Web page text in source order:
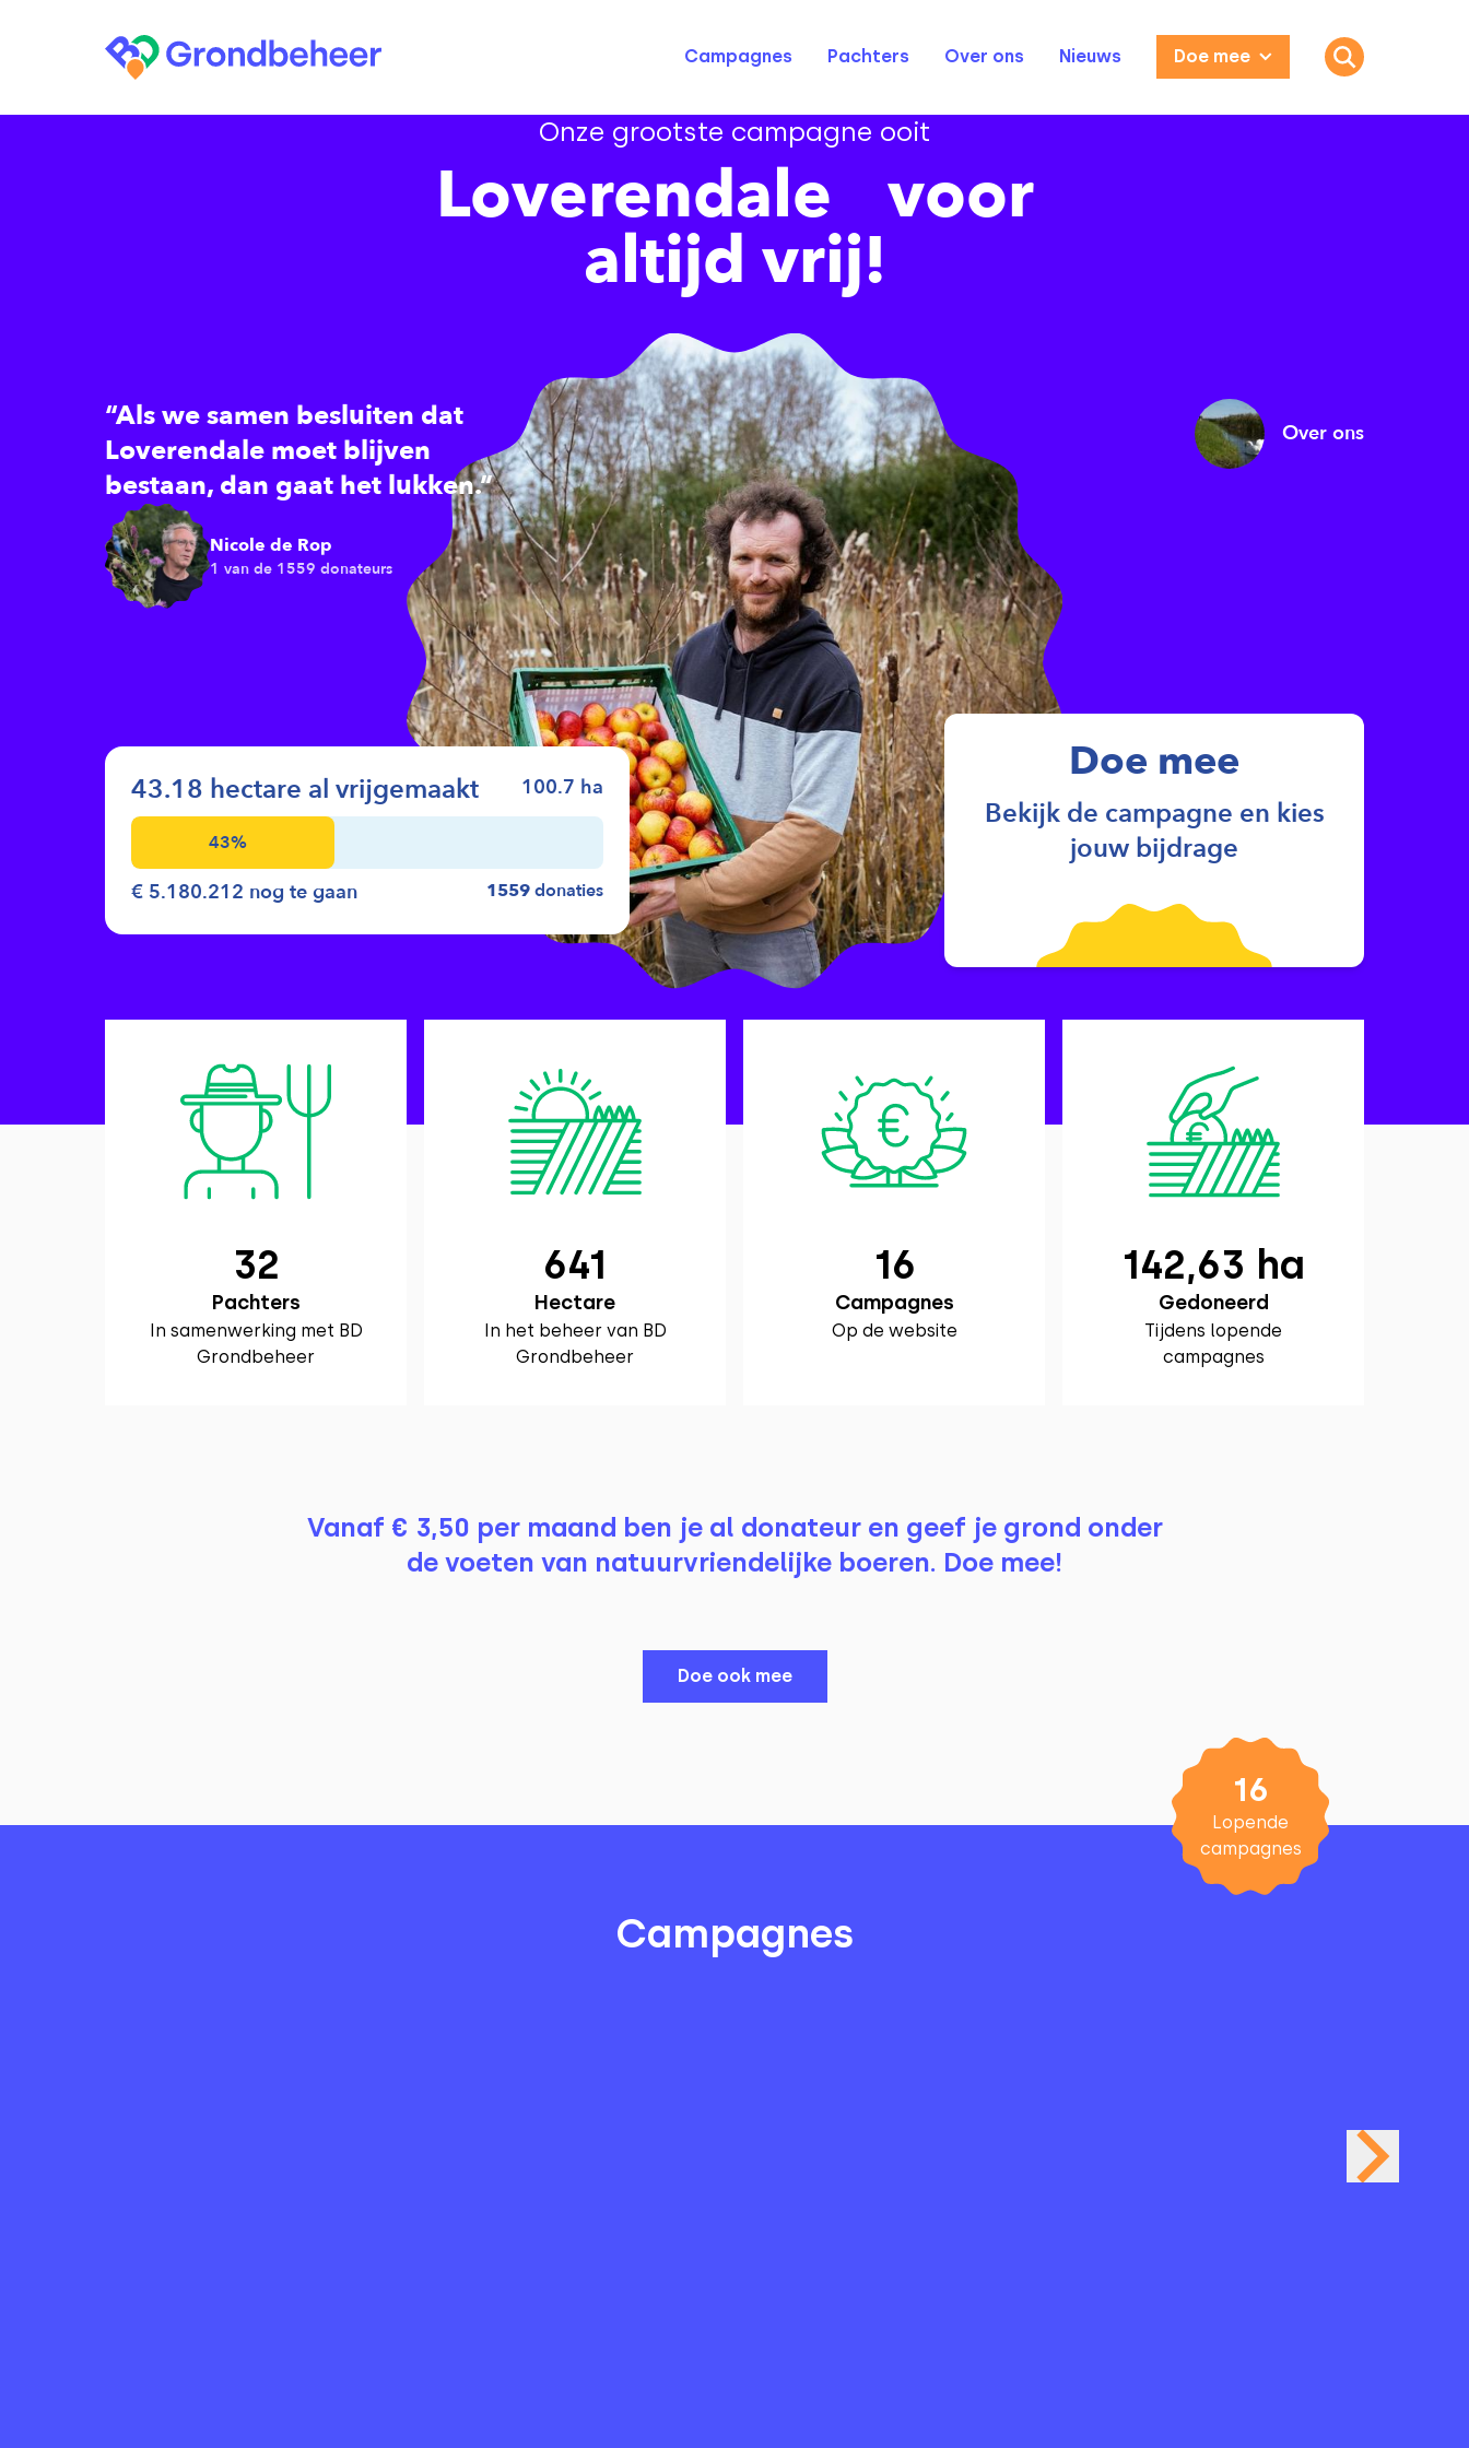
Campagnes Pachters Over ons Nieuws Doe mee
Onze grootste campagne ooit
Loverendale voor
altijd vrij!
“Als we samen besluiten dat
Loverendale moet blijven
bestaan, dan gaat het lukken.”
Nicole de Rop
1 van de 1559 donateurs
Over ons
43.18 hectare al vrijgemaakt 100.7 ha
43%
€ 5.180.212 nog te gaan 1559donaties
Doe mee
Bekijk de campagne en kies
jouw bijdrage
32
Pachters
In samenwerking met BD
Grondbeheer
641
Hectare
In het beheer van BD
Grondbeheer
16
Campagnes
Op de website
142,63 ha
Gedoneerd
Tijdens lopende
campagnes
Vanaf € 3,50 per maand ben je al donateur en geef je grond onder
de voeten van natuurvriendelijke boeren. Doe mee!
Doe ook mee
16
Lopende
campagnes
Campagnes